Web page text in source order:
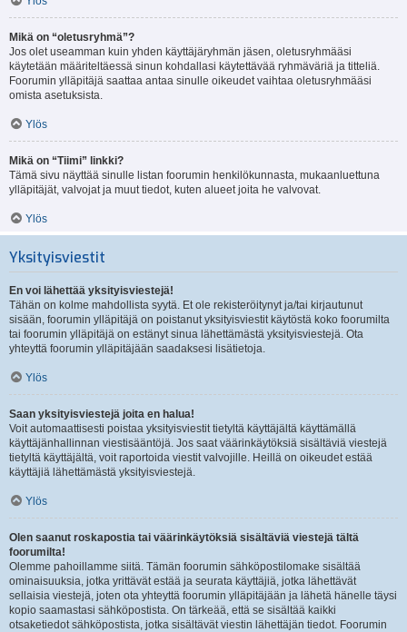
Mikä on “oletusryhmä”?
Jos olet useamman kuin yhden käyttäjäryhmän jäsen, oletusryhmääsi
käytetään määriteltäessä sinun kohdallasi käytettävää ryhmäväriä ja titteliä.
Foorumin ylläpitäjä saattaa antaa sinulle oikeudet vaihtaa oletusryhmääsi
omista asetuksista.
Ylös
Mikä on “Tiimi” linkki?
Tämä sivu näyttää sinulle listan foorumin henkilökunnasta, mukaanluettuna
ylläpitäjät, valvojat ja muut tiedot, kuten alueet joita he valvovat.
Ylös
Yksityisviestit
En voi lähettää yksityisviestejä!
Tähän on kolme mahdollista syytä. Et ole rekisteröitynyt ja/tai kirjautunut
sisään, foorumin ylläpitäjä on poistanut yksityisviestit käytöstä koko foorumilta
tai foorumin ylläpitäjä on estänyt sinua lähettämästä yksityisviestejä. Ota
yhteyttä foorumin ylläpitäjään saadaksesi lisätietoja.
Ylös
Saan yksityisviestejä joita en halua!
Voit automaattisesti poistaa yksityisviestit tietyltä käyttäjältä käyttämällä
käyttäjänhallinnan viestisääntöjä. Jos saat väärinkäytöksiä sisältäviä viestejä
tietyltä käyttäjältä, voit raportoida viestit valvojille. Heillä on oikeudet estää
käyttäjiä lähettämästä yksityisviestejä.
Ylös
Olen saanut roskapostia tai väärinkäytöksiä sisältäviä viestejä tältä
foorumilta!
Olemme pahoillamme siitä. Tämän foorumin sähköpostilomake sisältää
ominaisuuksia, jotka yrittävät estää ja seurata käyttäjiä, jotka lähettävät
sellaisia viestejä, joten ota yhteyttä foorumin ylläpitäjään ja lähetä hänelle täysi
kopio saamastasi sähköpostista. On tärkeää, että se sisältää kaikki
otsaketiedot sähköpostista, jotka sisältävät viestin lähettäjän tiedot. Foorumin